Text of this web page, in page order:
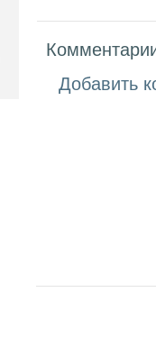
Добавить